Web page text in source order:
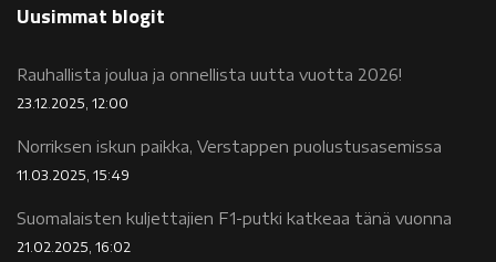
Uusimmat blogit
Rauhallista joulua ja onnellista uutta vuotta 2026!
23.12.2025, 12:00
Norriksen iskun paikka, Verstappen puolustusasemissa
11.03.2025, 15:49
Suomalaisten kuljettajien F1-putki katkeaa tänä vuonna
21.02.2025, 16:02